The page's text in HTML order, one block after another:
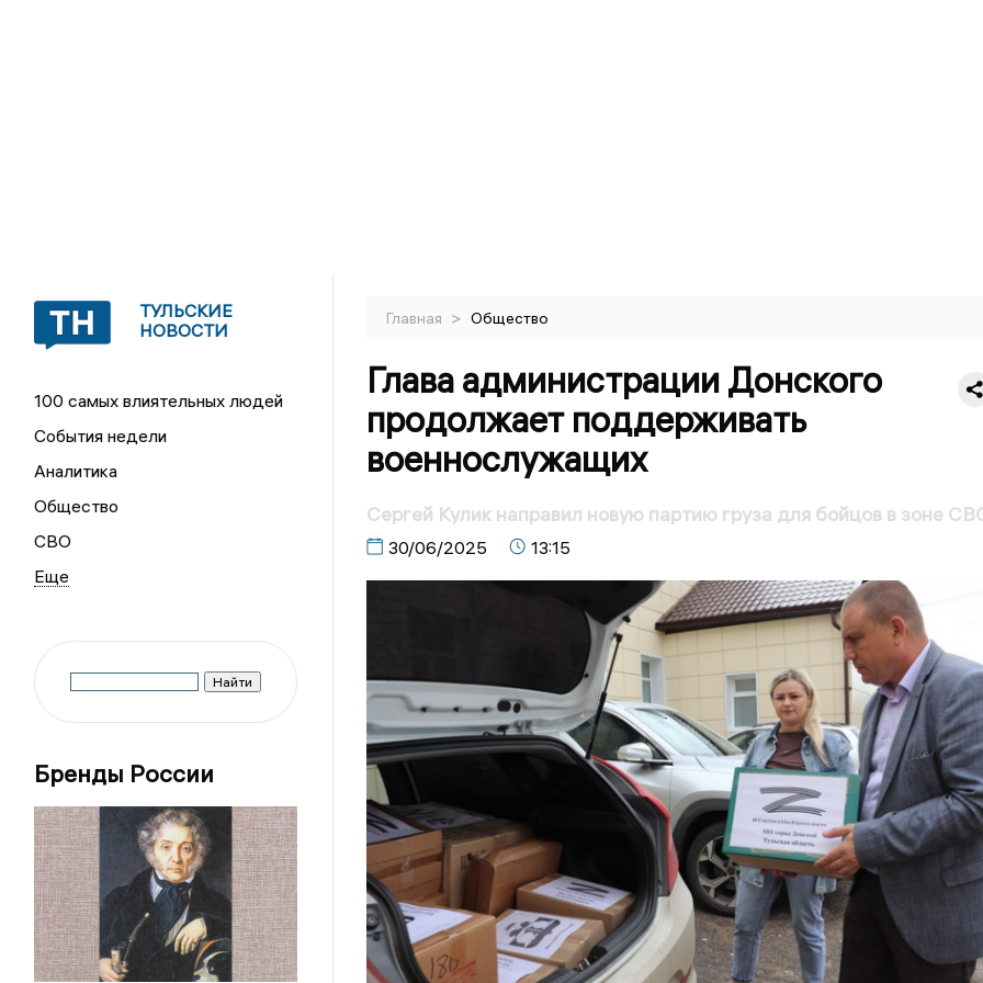
ТУЛЬСКИЕ
НОВОСТИ
100 самых влиятельных людей
События недели
Аналитика
Общество
СВО
Бренды России
Главная > Общество
Глава администрации Донского
продолжает поддерживать
военнослужащих
Сергей Кулик направил новую партию груза для бойцов в зоне
30/06/2025 13:15